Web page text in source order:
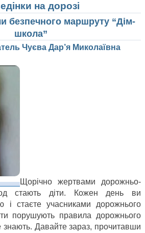
на дорозі
безпечного маршруту “Дім-
школа”
Чуєва Дар’я Миколаївна
Щорічно жертвами дорожньо-
стають діти. Кожен день ви
і стаєте учасниками дорожнього
порушують правила дорожнього
знають. Давайте зараз, прочитавши